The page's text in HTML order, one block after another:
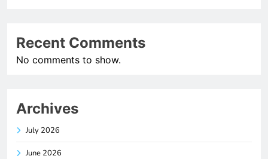
Recent Comments
No comments to show.
Archives
July 2026
June 2026